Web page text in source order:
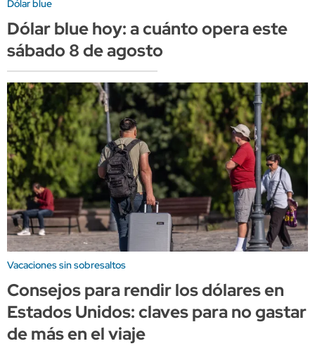
Dólar blue
Dólar blue hoy: a cuánto opera este
sábado 8 de agosto
Vacaciones sin sobresaltos
Consejos para rendir los dólares en
Estados Unidos: claves para no gastar
de más en el viaje